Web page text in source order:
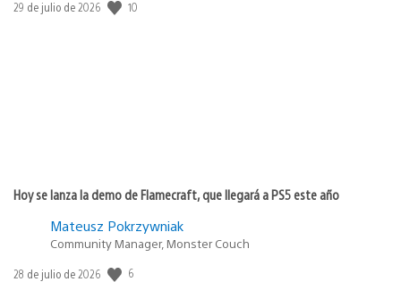
Fecha
29 de julio de 2026 10
Hoy se lanza la demo de Flamecraft, que llegará a PS5 este año
Mateusz Pokrzywniak
Community Manager, Monster Couch
Fecha
28 de julio de 2026 6